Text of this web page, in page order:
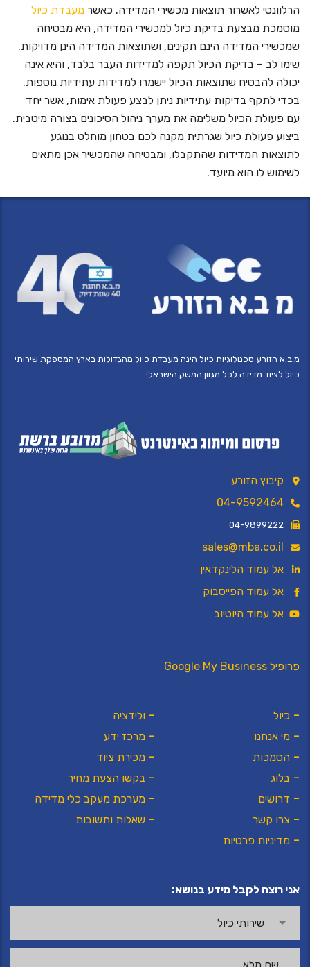
הרלוונטי לאשרור תוצאות מכשירי המדידה. כאשר מעבדת כיול
מוסמכת מבצעת בדיקת כיול למכשירי המדידה, היא מבטיחה
שמכשירי המדידה הינם תקינים, ושתוצאות המדידה הינן מדויקות.
שימו לב – בדיקת הכיול תקפה למדידות העבר בלבד, והיא אינה
יכולה להבטיח שתוצאות הכיול יישמרו למדידות עתידיות נוספות.
בכדי לתקף בדיקות עתידיות ניתן לבצע פעולת אימות, אשר יחד
עם פעולת הכיול משלימה את מערך ניהול הסיכונים בצורה מיטבית.
ביצוע פעולת כיול שגרתית מקנה לכם בטחון מוחלט בנוגע
לתוצאות המדידות שהתקבלו, ומבטיחה שהמכשיר אכן מתאים
לשימוש לו הוא מיועד.
מ.ב.א הזורע טכנולוגיות כיול הינה מעבדת כיול מהגדולות בארץ המספקת שירותי
כיול לציוד מדידה לכל מגוון המשק הישראלי.
קיבוץ הזורע
04-9592464
04-9899222
sales@mba.co.il
אל עמוד הלינקדאין
אל עמוד הפייסבוק
אל עמוד היוטיוב
פרופיל Google My Business
כיול
ולידציה
מי אנחנו
מרכז ידע
הסמכות
מכירת ציוד
בלוג
בקשו הצעת מחיר
דרושים
מערכת מעקב כלי מדידה
צרו קשר
שאלות ותשובות
מדיניות פרטיות
אני רוצה לקבל מידע בנושא:
שירותי כיול